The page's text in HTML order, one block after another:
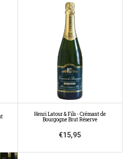
Henri Latour & Fils - Crémant de
Bourgogne Brut Réserve
€15,95